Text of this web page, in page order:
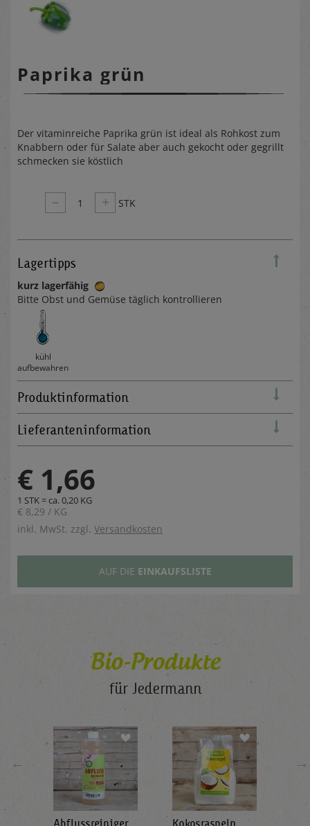
Paprika grün
Der vitaminreiche Paprika grün ist ideal als Rohkost zum
Knabbern oder für Salate aber auch gekocht oder gegrillt
schmecken sie köstlich
– 1 + STK
Lagertipps
kurz lagerfähig
Bitte Obst und Gemüse täglich kontrollieren
kühl
aufbewahren
Produktinformation
Lieferanteninformation
€ 1,66
1 STK = ca. 0,20 KG
€ 8,29 / KG
inkl. MwSt. zzgl. Versandkosten
AUF DIE EINKAUFSLISTE
Bio-Produkte
für Jedermann
←
Abflussreiniger Kokosraspeln
→